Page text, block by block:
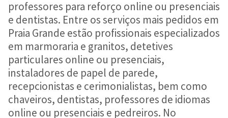
professores para reforço online ou presenciais
e dentistas. Entre os serviços mais pedidos em
Praia Grande estão profissionais especializados
em marmoraria e granitos, detetives
particulares online ou presenciais,
instaladores de papel de parede,
recepcionistas e cerimonialistas, bem como
chaveiros, dentistas, professores de idiomas
online ou presenciais e pedreiros. No